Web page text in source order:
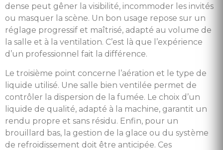
dense peut gêner la visibilité, incommoder les invités
ou masquer la scène. Un bon usage repose sur un
réglage progressif et maîtrisé, adapté au volume de
la salle et à la ventilation. C’est là que l’expérience
d’un professionnel fait la différence.
Le troisième point concerne l’aération et le type de
liquide utilisé. Une salle bien ventilée permet de
contrôler la dispersion de la fumée. Le choix d’un
liquide de qualité, adapté à la machine, garantit un
rendu propre et sans résidu. Enfin, pour un
brouillard bas, la gestion de la glace ou du système
de refroidissement doit être anticipée. Ces